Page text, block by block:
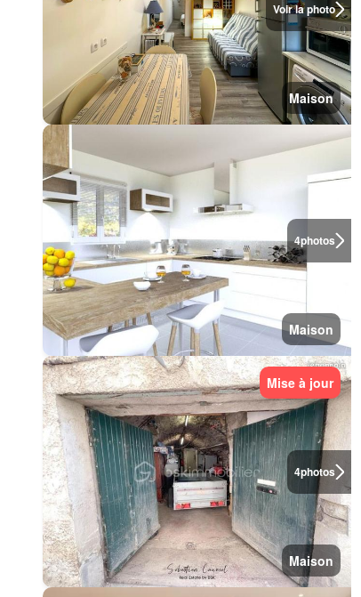
Voir la photo
Maison
4photos
Maison
4photos
Mise à jour
Maison